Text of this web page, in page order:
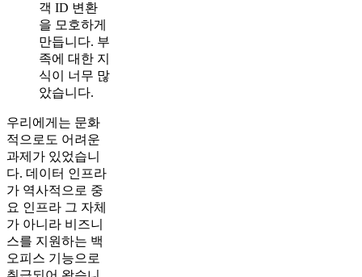
객 ID 변환
을 모호하게
만듭니다. 부
족에 대한 지
식이 너무 많
았습니다.
우리에게는 문화
적으로도 어려운
과제가 있었습니
다. 데이터 인프라
가 역사적으로 중
요 인프라 그 자체
가 아니라 비즈니
스를 지원하는 백
오피스 기능으로